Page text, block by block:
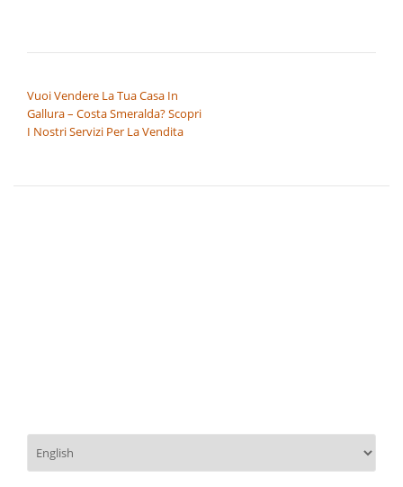
Vuoi Vendere La Tua Casa In
Gallura – Costa Smeralda? Scopri
I Nostri Servizi Per La Vendita
una